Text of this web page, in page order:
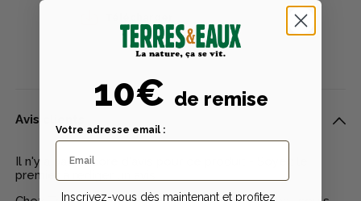
Avis clients
Il n'y a pas encore d'avis pour ce produit - Soyez le
premier à rédiger un avis
10€ de remise
Votre adresse email :
Inscrivez-vous dès maintenant et profitez